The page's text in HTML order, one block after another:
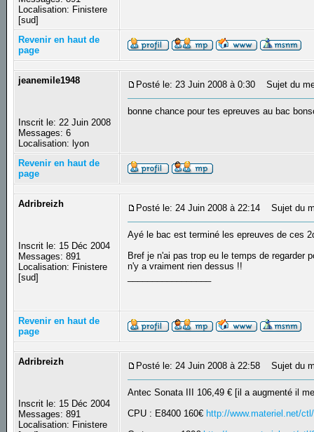
Localisation: Finistere
[sud]
Revenir en haut de
page
jeanemile1948
Inscrit le: 22 Juin 2008
Messages: 6
Localisation: lyon
Posté le: 23 Juin 2008 à 0:30 Sujet du
bonne chance pour tes epreuves au bac
Revenir en haut de
page
Adribreizh
Inscrit le: 15 Déc 2004
Messages: 891
Localisation: Finistere
[sud]
Posté le: 24 Juin 2008 à 22:14 Sujet du
Ayé le bac est terminé les epreuves de ces
Bref je n'ai pas trop eu le temps de regarder
n'y a vraiment rien dessus !!
Revenir en haut de
page
Adribreizh
Inscrit le: 15 Déc 2004
Messages: 891
Localisation: Finistere
Posté le: 24 Juin 2008 à 22:58 Sujet du
Antec Sonata III 106,49 € [il a augmenté il
CPU : E8400 160€ http://www.materiel.net/